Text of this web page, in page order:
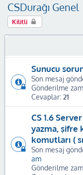
CSDurağı Genel
Kilitli
Sunucu
Son mesaj
Gönderilme
Cevaplar: 21
CS 1.6
yazma, şifre
komutları (
Son mesaj
am
Gönderilme